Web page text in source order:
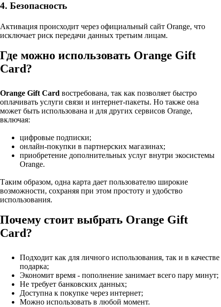
4. Безопасность
Активация происходит через официальный сайт Orange, что
исключает риск передачи данных третьим лицам.
Где можно использовать Orange Gift
Card?
Orange Gift Card востребована, так как позволяет быстро
оплачивать услуги связи и интернет-пакеты. Но также она
может быть использована и для других сервисов Orange,
включая:
цифровые подписки;
онлайн-покупки в партнерских магазинах;
приобретение дополнительных услуг внутри экосистемы
Orange.
Таким образом, одна карта дает пользователю широкие
возможности, сохраняя при этом простоту и удобство
использования.
Почему стоит выбрать Orange Gift
Card?
Подходит как для личного использования, так и в качестве
подарка;
Экономит время - пополнение занимает всего пару минут;
Не требует банковских данных;
Доступна к покупке через интернет;
Можно использовать в любой момент.